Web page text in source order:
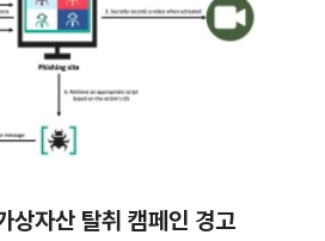
상자산 탈취 캠페인 경고